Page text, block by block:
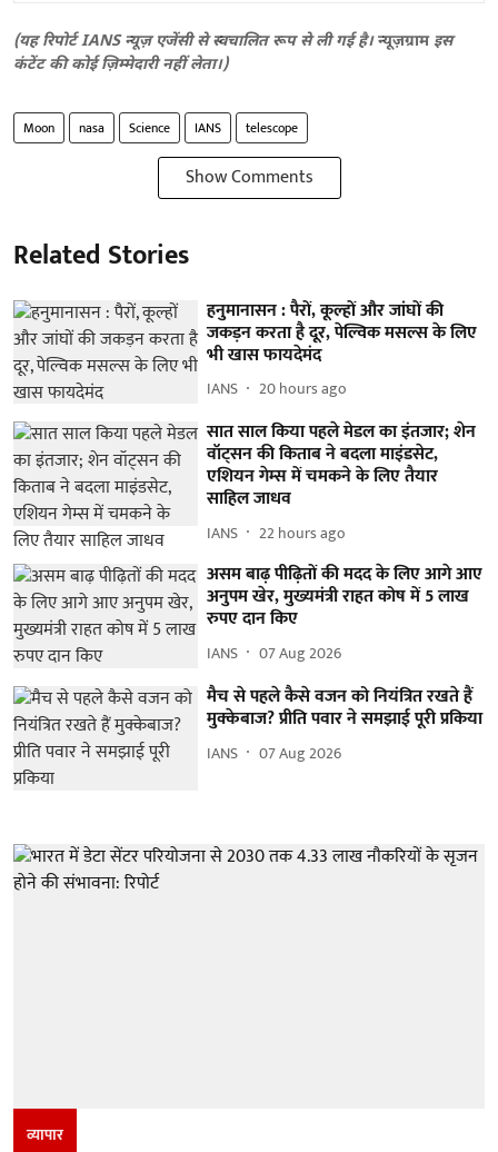
(यह रिपोर्ट IANS न्यूज़ एजेंसी से स्वचालित रूप से ली गई है।न्यूज़ग्राम इस
कंटेंट की कोई ज़िम्मेदारी नहीं लेता।)
Moon nasa Science IANS telescope
Show Comments
Related Stories
हनुमानासन : पैरों, कूल्हों और जांघों की
जकड़न करता है दूर, पेल्विक मसल्स के लिए
भी खास फायदेमंद
IANS 20 hours ago
सात साल किया पहले मेडल का इंतजार; शेन
वॉट्सन की किताब ने बदला माइंडसेट,
एशियन गेम्स में चमकने के लिए तैयार
साहिल जाधव
IANS 22 hours ago
असम बाढ़ पीढ़ितों की मदद के लिए आगे आए
अनुपम खेर, मुख्यमंत्री राहत कोष में 5 लाख
रुपए दान किए
IANS 07 Aug 2026
मैच से पहले कैसे वजन को नियंत्रित रखते हैं
मुक्केबाज? प्रीति पवार ने समझाई पूरी प्रकिया
IANS 07 Aug 2026
व्यापार